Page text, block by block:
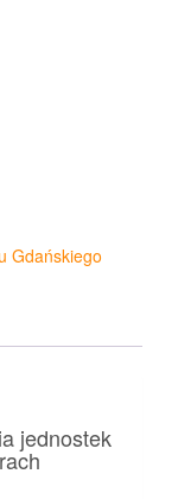
Gdańskiego
jednostek